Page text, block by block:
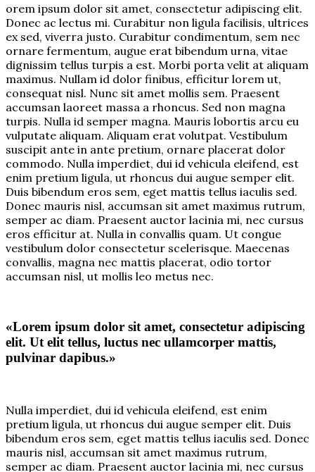
orem ipsum dolor sit amet, consectetur adipiscing elit.
Donec ac lectus mi. Curabitur non ligula facilisis, ultrices
ex sed, viverra justo. Curabitur condimentum, sem nec
ornare fermentum, augue erat bibendum urna, vitae
dignissim tellus turpis a est. Morbi porta velit at aliquam
maximus. Nullam id dolor finibus, efficitur lorem ut,
consequat nisl. Nunc sit amet mollis sem. Praesent
accumsan laoreet massa a rhoncus. Sed non magna
turpis. Nulla id semper magna. Mauris lobortis arcu eu
vulputate aliquam. Aliquam erat volutpat. Vestibulum
suscipit ante in ante pretium, ornare placerat dolor
commodo. Nulla imperdiet, dui id vehicula eleifend, est
enim pretium ligula, ut rhoncus dui augue semper elit.
Duis bibendum eros sem, eget mattis tellus iaculis sed.
Donec mauris nisl, accumsan sit amet maximus rutrum,
semper ac diam. Praesent auctor lacinia mi, nec cursus
eros efficitur at. Nulla in convallis quam. Ut congue
vestibulum dolor consectetur scelerisque. Maecenas
convallis, magna nec mattis placerat, odio tortor
accumsan nisl, ut mollis leo metus nec.
«Lorem ipsum dolor sit amet, consectetur adipiscing
elit. Ut elit tellus, luctus nec ullamcorper mattis,
pulvinar dapibus.»
Nulla imperdiet, dui id vehicula eleifend, est enim
pretium ligula, ut rhoncus dui augue semper elit. Duis
bibendum eros sem, eget mattis tellus iaculis sed. Donec
mauris nisl, accumsan sit amet maximus rutrum,
semper ac diam. Praesent auctor lacinia mi, nec cursus